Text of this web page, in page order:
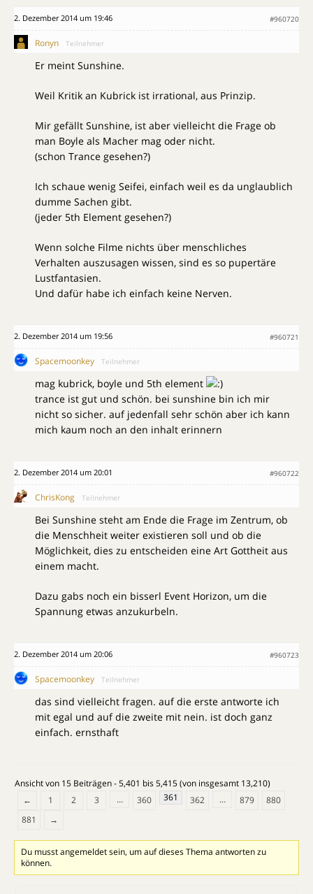
2. Dezember 2014 um 19:46 #960720
Ronyn Teilnehmer
Er meint Sunshine.
Weil Kritik an Kubrick ist irrational, aus Prinzip.
Mir gefällt Sunshine, ist aber vielleicht die Frage ob
man Boyle als Macher mag oder nicht.
(schon Trance gesehen?)
Ich schaue wenig Seifei, einfach weil es da unglaublich
dumme Sachen gibt.
(jeder 5th Element gesehen?)
Wenn solche Filme nichts über menschliches
Verhalten auszusagen wissen, sind es so pupertäre
Lustfantasien.
Und dafür habe ich einfach keine Nerven.
2. Dezember 2014 um 19:56 #960721
Spacemoonkey Teilnehmer
mag kubrick, boyle und 5th element
trance ist gut und schön. bei sunshine bin ich mir
nicht so sicher. auf jedenfall sehr schön aber ich kann
mich kaum noch an den inhalt erinnern
2. Dezember 2014 um 20:01 #960722
ChrisKong Teilnehmer
Bei Sunshine steht am Ende die Frage im Zentrum, ob
die Menschheit weiter existieren soll und ob die
Möglichkeit, dies zu entscheiden eine Art Gottheit aus
einem macht.
Dazu gabs noch ein bisserl Event Horizon, um die
Spannung etwas anzukurbeln.
2. Dezember 2014 um 20:06 #960723
Spacemoonkey Teilnehmer
das sind vielleicht fragen. auf die erste antworte ich
mit egal und auf die zweite mit nein. ist doch ganz
einfach. ernsthaft
Ansicht von 15 Beiträgen - 5,401 bis 5,415 (von insgesamt 13,210)
←
1 2 3 … 360 361 362 … 879
880
881
→
Du musst angemeldet sein, um auf dieses Thema antworten zu
können.